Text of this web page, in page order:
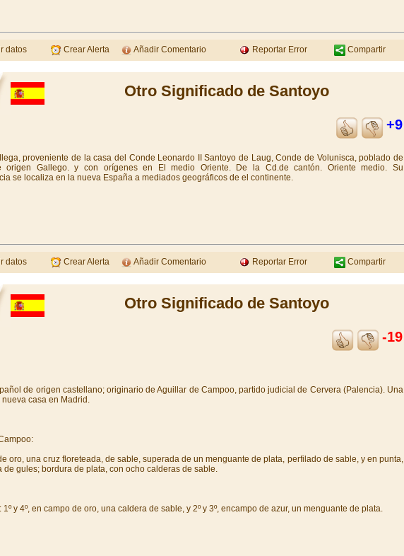
datos Crear Alerta Añadir Comentario Reportar Error Compartir
Otro Significado de Santoyo
+9
proveniente de la casa del Conde Leonardo II Santoyo de Laug, Conde de Volunisca, poblado de
origen Gallego. y con orígenes en El medio Oriente. De la Cd.de cantón. Oriente medio. Su
se localiza en la nueva España a mediados geográficos de el continente.
datos Crear Alerta Añadir Comentario Reportar Error Compartir
Otro Significado de Santoyo
-19
de origen castellano; originario de Aguillar de Campoo, partido judicial de Cervera (Palencia). Una
casa en Madrid.
oro, una cruz floreteada, de sable, superada de un menguante de plata, perfilado de sable, y en punta,
de gules; bordura de plata, con ocho calderas de sable.
y 4º, en campo de oro, una caldera de sable, y 2º y 3º, encampo de azur, un menguante de plata.